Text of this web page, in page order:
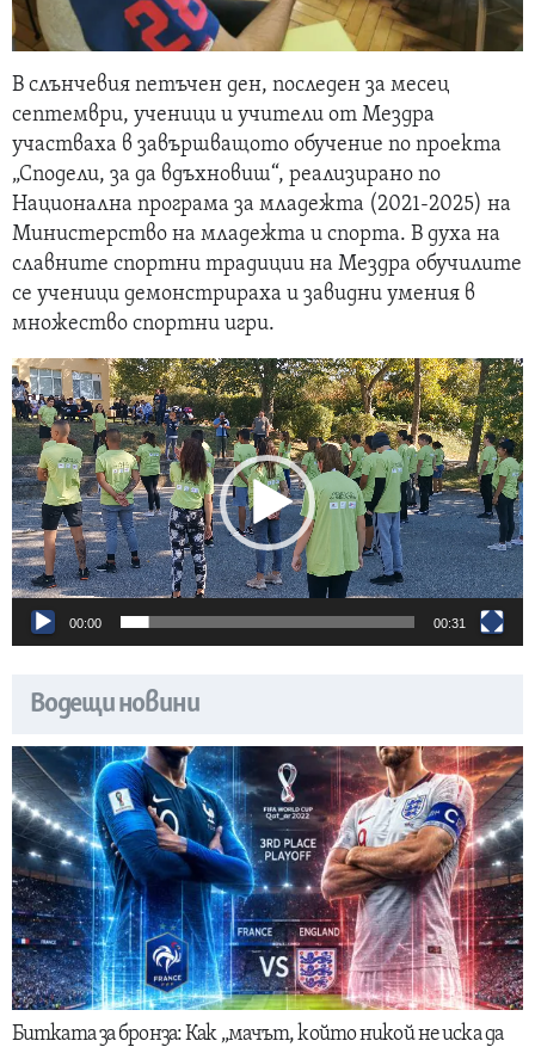
В слънчевия петъчен ден, последен за месец
септември, ученици и учители от Мездра
участваха в завършващото обучение по проекта
„Сподели, за да вдъхновиш“, реализирано по
Национална програма за младежта (2021-2025) на
Министерство на младежта и спорта. В духа на
славните спортни традиции на Мездра обучилите
се ученици демонстрираха и завидни умения в
множество спортни игри.
Видео
00:00 00:31
Водещи новини
Битката за бронза: Как „мачът, който никой не иска да